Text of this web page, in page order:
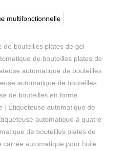
multifonctionnelle
de bouteilles plates de gel
de bouteilles plates de
automatique de bouteilles
automatique de bouteilles
de bouteilles en forme
| Étiqueteuse automatique de
automatique à quatre
de bouteilles plates de
carrée automatique pour huile